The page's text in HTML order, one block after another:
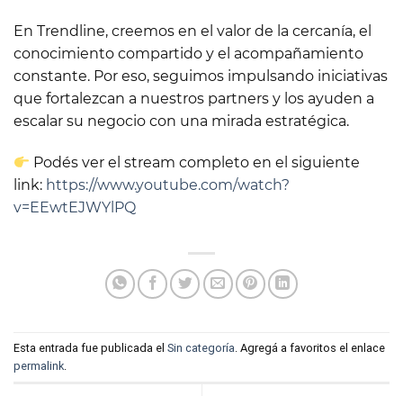
En Trendline, creemos en el valor de la cercanía, el
conocimiento compartido y el acompañamiento
constante. Por eso, seguimos impulsando iniciativas
que fortalezcan a nuestros partners y los ayuden a
escalar su negocio con una mirada estratégica.
Podés ver el stream completo en el siguiente
link: https://www.youtube.com/watch?
v=EEwtEJWYlPQ
Esta entrada fue publicada el Sin categoría . Agregá a favoritos el enlace
permalink